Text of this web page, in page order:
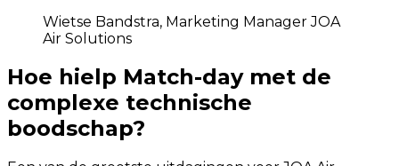
Wietse Bandstra, Marketing Manager JOA
Air Solutions
Hoe hielp Match-day met de
complexe technische
boodschap?